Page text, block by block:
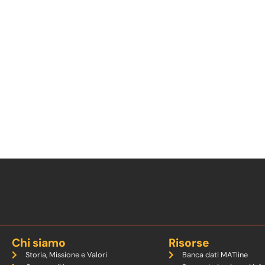
Chi siamo
Storia, Missione e Valori
Risorse
Banca dati MATline